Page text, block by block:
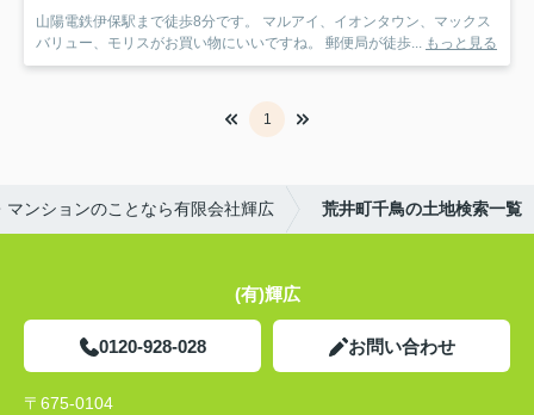
山陽電鉄伊保駅まで徒歩8分です。 マルアイ、イオンタウン、マックス
バリュー、モリスがお買い物にいいですね。 郵便局が徒歩... もっと見る
1
ンションのことなら有限会社輝広 荒井町千鳥の土地検索一覧
(有)輝広
0120-928-028 お問い合わせ
〒675-0104